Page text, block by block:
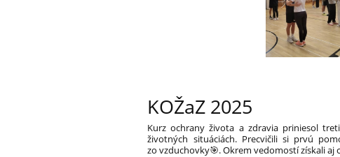
KOŽaZ 2025
Kurz ochrany života a zdravia priniesol
životných situáciách. Precvičili si prvú
zo vzduchovky🎯. Okrem vedomostí získali